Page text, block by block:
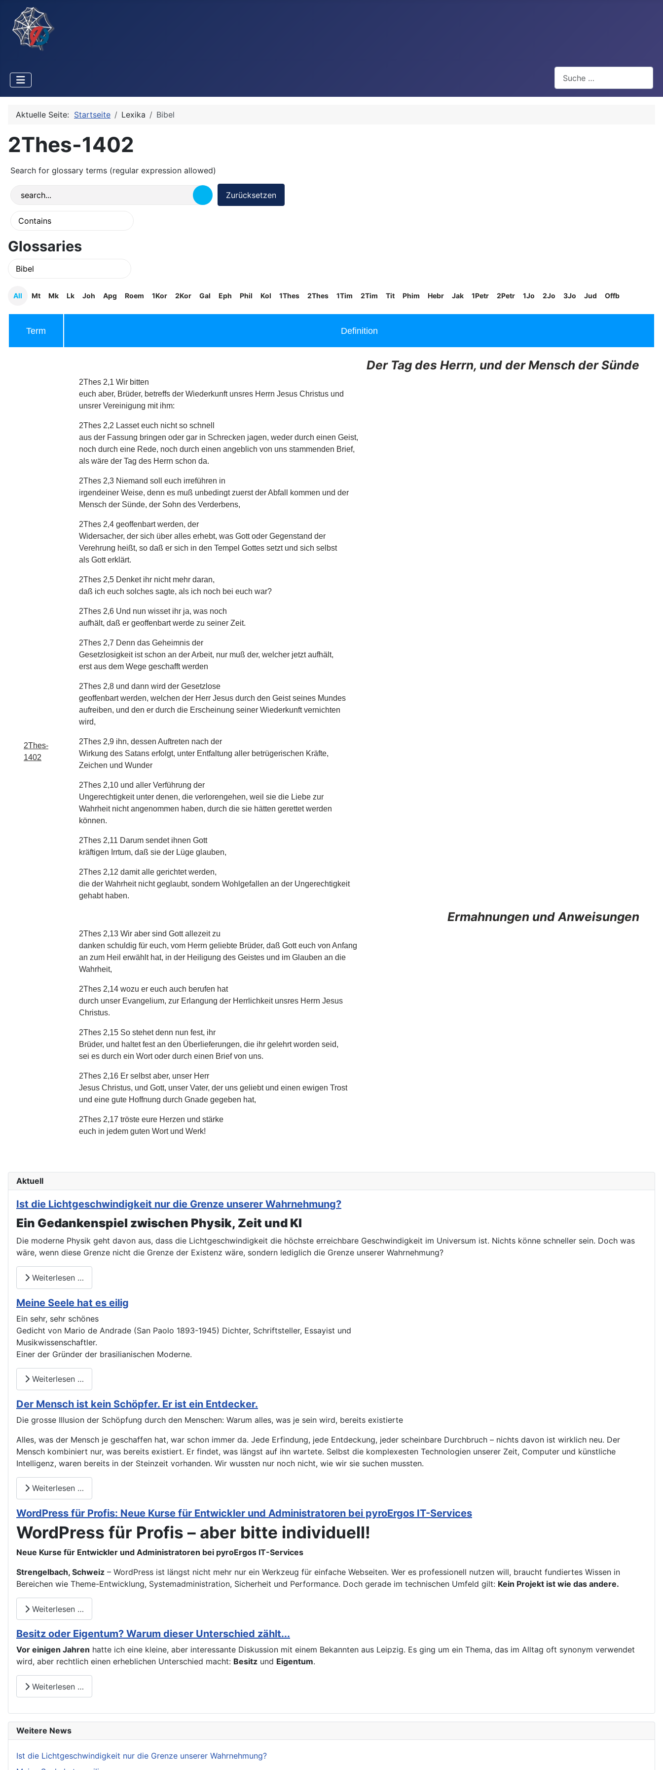
Aktuelle Seite: Startseite Lexika Bibel
2Thes-1402
Search for glossary terms (regular expression allowed)
Glossaries
All Mt Mk Lk Joh Apg Roem 1Kor 2Kor Gal Eph Phil Kol 1Thes 2Thes 1Tim 2Tim Tit Phim Hebr Jak 1Petr 2Petr 1Jo 2Jo 3Jo Jud Offb
Term Definition
2Thes-
1402
Der Tag des Herrn, und der Mensch der Sünde
2Thes 2,1 Wir bitten
euch aber, Brüder, betreffs der Wiederkunft unsres Herrn Jesus Christus und
unsrer Vereinigung mit ihm:
2Thes 2,2 Lasset euch nicht so schnell
aus der Fassung bringen oder gar in Schrecken jagen, weder durch einen Geist,
noch durch eine Rede, noch durch einen angeblich von uns stammenden Brief,
als wäre der Tag des Herrn schon da.
2Thes 2,3 Niemand soll euch irreführen in
irgendeiner Weise, denn es muß unbedingt zuerst der Abfall kommen und der
Mensch der Sünde, der Sohn des Verderbens,
2Thes 2,4 geoffenbart werden, der
Widersacher, der sich über alles erhebt, was Gott oder Gegenstand der
Verehrung heißt, so daß er sich in den Tempel Gottes setzt und sich selbst
als Gott erklärt.
2Thes 2,5 Denket ihr nicht mehr daran,
daß ich euch solches sagte, als ich noch bei euch war?
2Thes 2,6 Und nun wisset ihr ja, was noch
aufhält, daß er geoffenbart werde zu seiner Zeit.
2Thes 2,7 Denn das Geheimnis der
Gesetzlosigkeit ist schon an der Arbeit, nur muß der, welcher jetzt aufhält,
erst aus dem Wege geschafft werden
2Thes 2,8 und dann wird der Gesetzlose
geoffenbart werden, welchen der Herr Jesus durch den Geist seines Mundes
aufreiben, und den er durch die Erscheinung seiner Wiederkunft vernichten
wird,
2Thes 2,9 ihn, dessen Auftreten nach der
Wirkung des Satans erfolgt, unter Entfaltung aller betrügerischen Kräfte,
Zeichen und Wunder
2Thes 2,10 und aller Verführung der
Ungerechtigkeit unter denen, die verlorengehen, weil sie die Liebe zur
Wahrheit nicht angenommen haben, durch die sie hätten gerettet werden
können.
2Thes 2,11 Darum sendet ihnen Gott
kräftigen Irrtum, daß sie der Lüge glauben,
2Thes 2,12 damit alle gerichtet werden,
die der Wahrheit nicht geglaubt, sondern Wohlgefallen an der Ungerechtigkeit
gehabt haben.
Ermahnungen und Anweisungen
2Thes 2,13 Wir aber sind Gott allezeit zu
danken schuldig für euch, vom Herrn geliebte Brüder, daß Gott euch von Anfang
an zum Heil erwählt hat, in der Heiligung des Geistes und im Glauben an die
Wahrheit,
2Thes 2,14 wozu er euch auch berufen hat
durch unser Evangelium, zur Erlangung der Herrlichkeit unsres Herrn Jesus
Christus.
2Thes 2,15 So stehet denn nun fest, ihr
Brüder, und haltet fest an den Überlieferungen, die ihr gelehrt worden seid,
sei es durch ein Wort oder durch einen Brief von uns.
2Thes 2,16 Er selbst aber, unser Herr
Jesus Christus, und Gott, unser Vater, der uns geliebt und einen ewigen Trost
und eine gute Hoffnung durch Gnade gegeben hat,
2Thes 2,17 tröste eure Herzen und stärke
euch in jedem guten Wort und Werk!
Aktuell
Ist die Lichtgeschwindigkeit nur die Grenze unserer Wahrnehmung?
Ein Gedankenspiel zwischen Physik, Zeit und KI
Die moderne Physik geht davon aus, dass die Lichtgeschwindigkeit die höchste erreichbare Geschwindigkeit im Universum ist. Nichts könne schneller sein. Doch was
wäre, wenn diese Grenze nicht die Grenze der Existenz wäre, sondern lediglich die Grenze unserer Wahrnehmung?
Weiterlesen …
Meine Seele hat es eilig
Ein sehr, sehr schönes
Gedicht von Mario de Andrade (San Paolo 1893-1945) Dichter, Schriftsteller, Essayist und
Musikwissenschaftler.
Einer der Gründer der brasilianischen Moderne.
Weiterlesen …
Der Mensch ist kein Schöpfer. Er ist ein Entdecker.
Die grosse Illusion der Schöpfung durch den Menschen: Warum alles, was je sein wird, bereits existierte
Alles, was der Mensch je geschaffen hat, war schon immer da. Jede Erfindung, jede Entdeckung, jeder scheinbare Durchbruch – nichts davon ist wirklich neu. Der
Mensch kombiniert nur, was bereits existiert. Er findet, was längst auf ihn wartete. Selbst die komplexesten Technologien unserer Zeit, Computer und künstliche
Intelligenz, waren bereits in der Steinzeit vorhanden. Wir wussten nur noch nicht, wie wir sie suchen mussten.
Weiterlesen …
WordPress für Profis: Neue Kurse für Entwickler und Administratoren bei pyroErgos IT-Services
WordPress für Profis – aber bitte individuell!
Neue Kurse für Entwickler und Administratoren bei pyroErgos IT-Services
Strengelbach, Schweiz – WordPress ist längst nicht mehr nur ein Werkzeug für einfache Webseiten. Wer es professionell nutzen will, braucht fundiertes Wissen in
Bereichen wie Theme-Entwicklung, Systemadministration, Sicherheit und Performance. Doch gerade im technischen Umfeld gilt: Kein Projekt ist wie das andere.
Weiterlesen …
Besitz oder Eigentum? Warum dieser Unterschied zählt...
Vor einigen Jahren hatte ich eine kleine, aber interessante Diskussion mit einem Bekannten aus Leipzig. Es ging um ein Thema, das im Alltag oft synonym verwendet
wird, aber rechtlich einen erheblichen Unterschied macht: Besitz und Eigentum.
Weiterlesen …
Weitere News
Ist die Lichtgeschwindigkeit nur die Grenze unserer Wahrnehmung?